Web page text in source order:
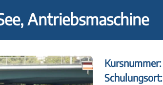
Antriebsmaschine
Kursnummer:
Schulungsort: